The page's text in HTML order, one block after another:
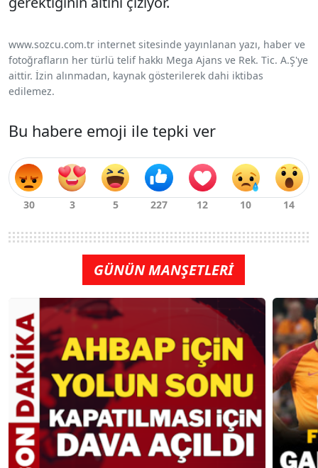
www.sozcu.com.tr internet sitesinde yayınlanan yazı, haber ve
fotoğrafların her türlü telif hakkı Mega Ajans ve Rek. Tic. A.Ş'ye
aittir. İzin alınmadan, kaynak gösterilerek dahi iktibas
edilemez.
Bu habere emoji ile tepki ver
GÜNÜN MANŞETLERİ